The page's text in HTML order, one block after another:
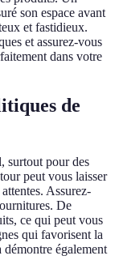
son espace avant
et fastidieux.
et assurez-vous
dans votre
de
surtout pour des
peut vous laisser
Assurez-
De
ce qui peut vous
qui favorisent la
démontre également